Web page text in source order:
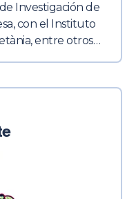
Investigación de
, con el Instituto
, entre otros…